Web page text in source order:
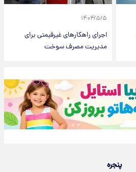
۱۴۰۴/۵/۵
اجرای راهکارهای غیرقیمتی برای
مدیریت مصرف سوخت
پنجره